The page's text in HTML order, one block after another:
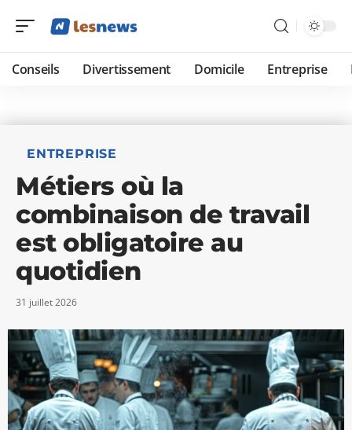
Conseils Divertissement Domicile Entreprise
ENTREPRISE
Métiers où la
combinaison de travail
est obligatoire au
quotidien
31 juillet 2026